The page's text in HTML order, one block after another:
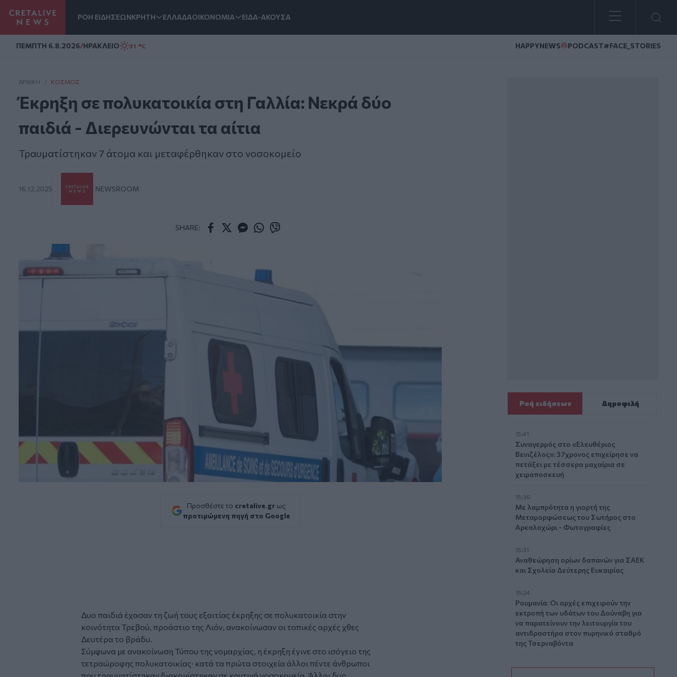
ΡΟΗ ΕΙΔΗΣΕΩΝΚΡΗΤΗ ΕΛΛΑΔΑΟΙΚΟΝΟΜΙΑ ΕΙΔΑ-ΑΚΟΥΣΑ
ΠΕΜΠΤΗ 6.8.2026/ΗΡΑΚΛΕΙΟ 31 °C HAPPYNEWS PODCAST#FACE_STORIES
ΑΡΧΙΚΗ / ΚΌΣΜΟΣ
Έκρηξη σε πολυκατοικία στη Γαλλία: Νεκρά δύο
παιδιά - Διερευνώνται τα αίτια
Τραυματίστηκαν 7 άτομα και μεταφέρθηκαν στο νοσοκομείο
16.12.2025 NEWSROOM
SHARE:
Προσθέστε το cretalive.gr ως
προτιμώμενη πηγή στο Google
Δυο παιδιά έχασαν τη ζωή τους εξαιτίας έκρηξης σε πολυκατοικία στην
κοινότητα Τρεβού, προάστιο της Λιόν, ανακοίνωσαν οι τοπικές αρχές χθες
Δευτέρα το βράδυ.
Σύμφωνα με ανακοίνωση Τύπου της νομαρχίας, η έκρηξη έγινε στο ισόγειο της
τετραώροφης πολυκατοικίας· κατά τα πρώτα στοιχεία άλλοι πέντε άνθρωποι
Ροή ειδήσεων Δημοφιλή
15:41
Συναγερμός στο «Ελευθέριος
Βενιζέλος»: 37χρονος επιχείρησε να
πετάξει με τέσσερα μαχαίρια σε
χειραποσκευή
15:36
Με λαμπρότητα η γιορτή της
Μεταμορφώσεως του Σωτήρος στο
Αρκαλοχώρι - Φωτογραφίες
15:31
Αναθεώρηση ορίων δαπανών για ΣΑΕΚ
και Σχολεία Δεύτερης Ευκαιρίας
15:24
Ρουμανία: Οι αρχές επιχειρούν την
εκτροπή των υδάτων του Δούναβη για
να παρατείνουν την λειτουργία του
αντιδραστήρα στον πυρηνικό σταθμό
της Τσερναβόντα